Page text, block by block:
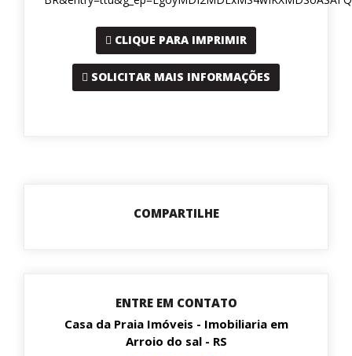
CLIQUE PARA IMPRIMIR
SOLICITAR MAIS INFORMAÇÕES
COMPARTILHE
ENTRE EM CONTATO
Casa da Praia Imóveis - Imobiliaria em
Arroio do sal - RS